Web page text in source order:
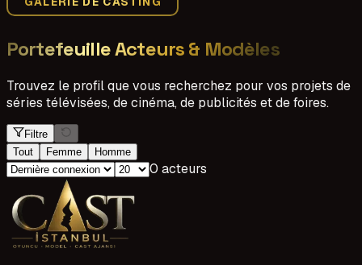
Portefeuille Acteurs & Modèles
Trouvez le profil que vous recherchez pour vos projets de
séries télévisées, de cinéma, de publicités et de foires.
Filtre
Tout
Femme Homme
0 acteurs